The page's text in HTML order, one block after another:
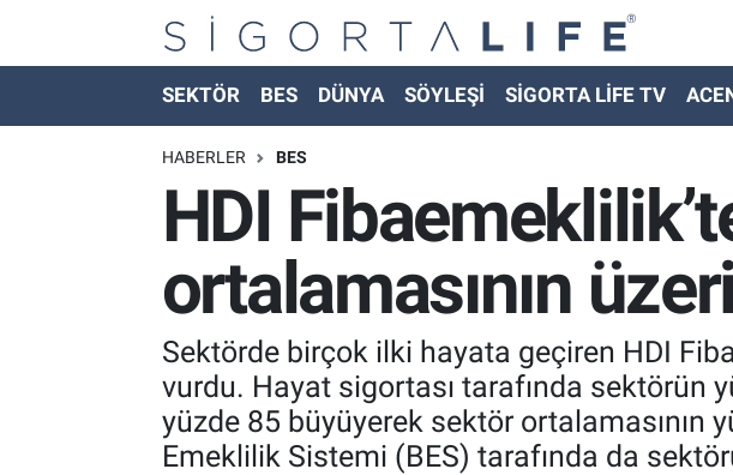
SEKTÖR BES DÜNYA SÖYLEŞİ SİGORTA LİFE TV
HABERLER BES
HDI
ortalamasının
Sektörde birçok ilki hayata geçiren HDI
vurdu. Hayat sigortası tarafında sektörün
yüzde 85 büyüyerek sektör ortalamasının
Emeklilik Sistemi (BES) tarafında da
Nöbetçi Eczaneler
Hava Durumu
Namaz Vakitleri
Trafik Durumu
Süper Lig Puan Durumu ve Fikstür
Tüm Manşetler
Son Dakika Haberleri